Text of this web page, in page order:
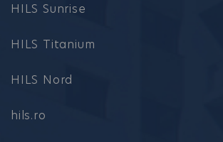
HILS Sunrise
HILS Titanium
HILS Nord
hils.ro